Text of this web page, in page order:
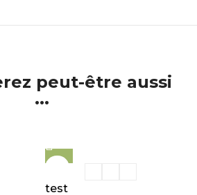
peut-être aussi
...
test